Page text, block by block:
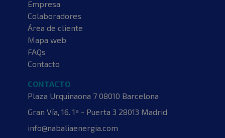
CONTACTO
Plaza Urquinaona 7 08010 Barcelona
Gran Vía, 16. 1ª - Puerta 3 28013 Madrid
info@nabaliaenergia.com
Empresa
Colaboradores
Área de cliente
Mapa web
FAQs
Contacto